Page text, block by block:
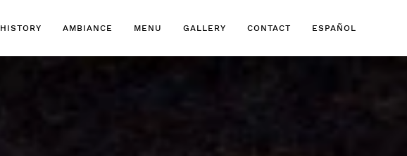
HISTORY AMBIANCE MENU GALLERY CONTACT ESPAÑOL